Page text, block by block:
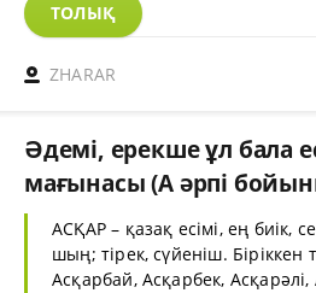
ТОЛЫҚ
ZHARAR
Әдемі, ерекше ұл бала
мағынасы (А әрпі
АСҚАР – қазақ есімі, ең биік,
шың; тірек, сүйеніш. Біріккен
Асқарбай, Асқарбек,